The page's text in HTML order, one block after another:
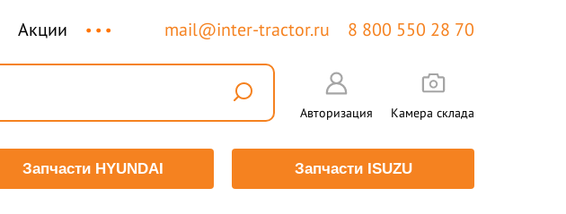
Акции ... mail@inter-tractor.ru 8 800 550 28 70
Авторизация Камера склада
Запчасти HYUNDAI Запчасти ISUZU